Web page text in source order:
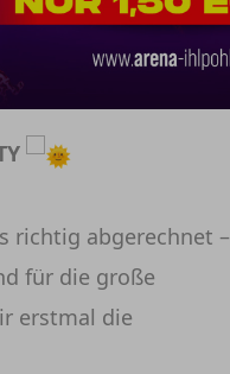
richtig abgerechnet –
für die große
erstmal die